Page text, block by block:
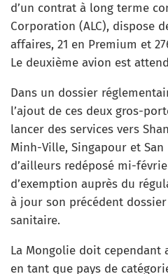
d’un contrat à long terme
Corporation (ALC), dispose
affaires, 21 en Premium et
Le deuxième avion est
Dans un dossier
l’ajout de ces deux gros-
lancer des services vers
Minh-Ville, Singapour et San
d’ailleurs redéposé mi-
d’exemption auprès du
à jour son précédent
sanitaire.
La Mongolie doit cependant
en tant que pays de